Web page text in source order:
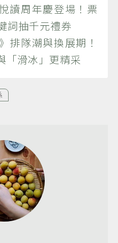
讀周年慶登場！票
詞抽千元禮券
隊潮與換展期！
「滑冰」更精采